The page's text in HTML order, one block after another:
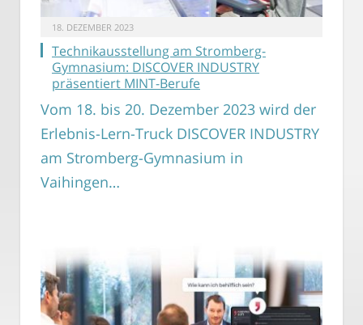
18. DEZEMBER 2023
Technikausstellung am Stromberg-
Gymnasium: DISCOVER INDUSTRY
präsentiert MINT-Berufe
Vom 18. bis 20. Dezember 2023 wird der
Erlebnis-Lern-Truck DISCOVER INDUSTRY
am Stromberg-Gymnasium in
Vaihingen…